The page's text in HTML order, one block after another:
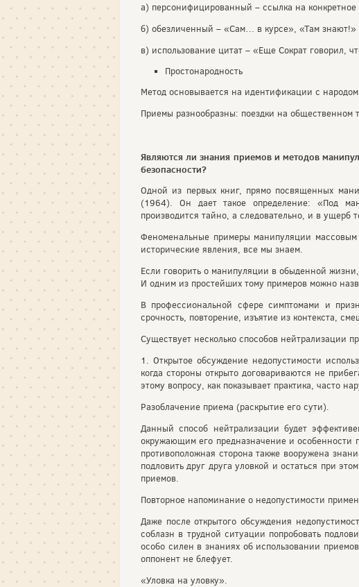
а) персонифицированный – ссылка на
б) обезличенный – «Сам… в курсе», «Там знают!»
в) использование цитат – «Еще Сократ говорил,
Простонародность
Метод основывается на идентификации с
Приемы разнообразны: поездки на общественном
Являются ли знания приемов и методов
безопасности?
Одной из первых книг, прямо посвященных
(1964). Он дает такое определение: «Под
производится тайно, а следовательно, и в ущерб
Феноменальные примеры манипуляции
исторические явления, все мы знаем.
Если говорить о манипуляции в обыденной
И одним из простейших тому примеров можно
В профессиональной сфере симптомами и
срочность, повторение, изъятие из контекста,
Существует несколько способов нейтрализации
1. Открытое обсуждение недопустимости
когда стороны открыто договариваются не
этому вопросу, как показывает практика, часто
Разоблачение приема (раскрытие его сути).
Данный способ нейтрализации будет
окружающим его предназначение и особенности
противоположная сторона также вооружена
подловить друг друга уловкой и остаться при
приемов.
Повторное напоминание о недопустимости
Даже после открытого обсуждения
соблазн в трудной ситуации попробовать
особо силен в знаниях об использовании
оппонент не блефует.
«Уловка на уловку».